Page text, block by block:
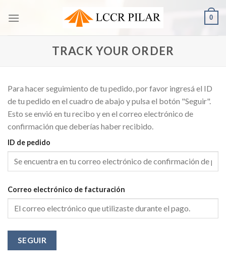
0
TRACK YOUR ORDER
Para hacer seguimiento de tu pedido, por favor ingresá el ID
de tu pedido en el cuadro de abajo y pulsa el botón "Seguir".
Esto se envió en tu recibo y en el correo electrónico de
confirmación que deberías haber recibido.
ID de pedido
Correo electrónico de facturación
SEGUIR